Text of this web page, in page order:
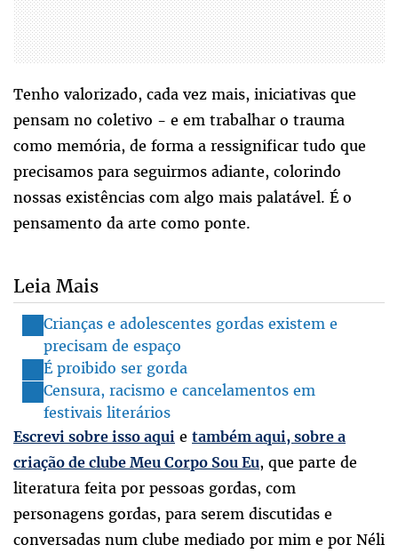
Tenho valorizado, cada vez mais, iniciativas que
pensam no coletivo - e em trabalhar o trauma
como memória, de forma a ressignificar tudo que
precisamos para seguirmos adiante, colorindo
nossas existências com algo mais palatável. É o
pensamento da arte como ponte.
Leia Mais
Crianças e adolescentes gordas existem e
precisam de espaço
É proibido ser gorda
Censura, racismo e cancelamentos em
festivais literários
Escrevi sobre isso aqui e também aqui, sobre a
criação de clube Meu Corpo Sou Eu, que parte de
literatura feita por pessoas gordas, com
personagens gordas, para serem discutidas e
conversadas num clube mediado por mim e por Néli